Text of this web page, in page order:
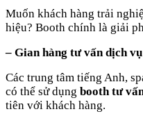
Muốn khách hàng trải
hiệu? Booth chính là giải
– Gian hàng tư vấn dịch vụ
Các trung tâm tiếng Anh,
có thể sử dụng booth tư
tiên với khách hàng.